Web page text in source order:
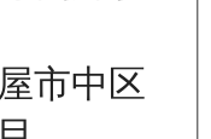
市中区